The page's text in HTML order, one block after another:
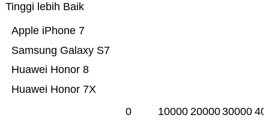
Tinggi lebih Baik
Huawei Honor 7X
Huawei Honor 8
Samsung Galaxy S7
Apple iPhone 7
0 10000 2000030000